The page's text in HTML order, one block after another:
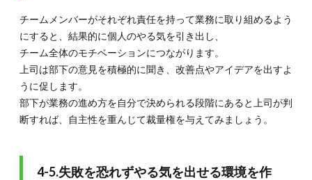
チームメンバーがそれぞれ責任を持って業務に取り組めるよう
にすると、結果的に個人のやる気を引き出し、
チーム全体のモチベーションにつながります。
上司は部下の意見を積極的に聞き、改善点やアイデアを出すよ
うに促します。
部下が業務の進め方を自分で決められる段階にあると上司が判
断すれば、自主性を重んじて裁量権を与えてみましょう。
4-5.失敗を恐れずやる気を出せる環境を作